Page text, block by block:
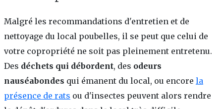
Malgré les recommandations d'entretien et de
nettoyage du local poubelles, il se peut que celui de
votre copropriété ne soit pas pleinement entretenu.
Des déchets qui débordent, des odeurs
nauséabondes qui émanent du local, ou encore la
présence de rats ou d'insectes peuvent alors rendre